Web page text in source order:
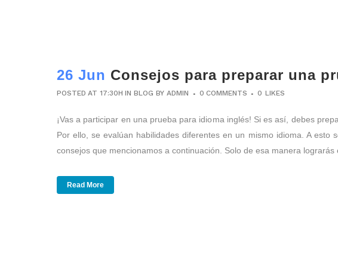
26 Jun Consejos para preparar una
POSTED AT 17:30H INBLOG BYADMIN 0 COMMENTS 0 LIKES
¡Vas a participar en una prueba para idioma inglés! Si es así, debes
Por ello, se evalúan habilidades diferentes en un mismo idioma. A
consejos que mencionamos a continuación. Solo de esa manera
Read More